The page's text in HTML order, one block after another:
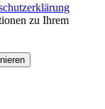
zu Ihrem